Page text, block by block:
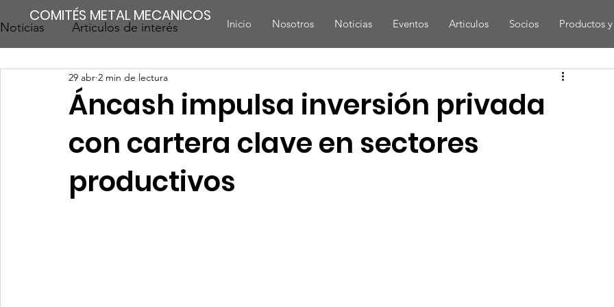
COMITÉS METAL MECANICOS Inicio Nosotros Noticias Eventos Articulos Socios Productos
Noticias Articulos de interés
Áncash impulsa inversión privada
con cartera clave en sectores
productivos
29 abr 2 min de lectura